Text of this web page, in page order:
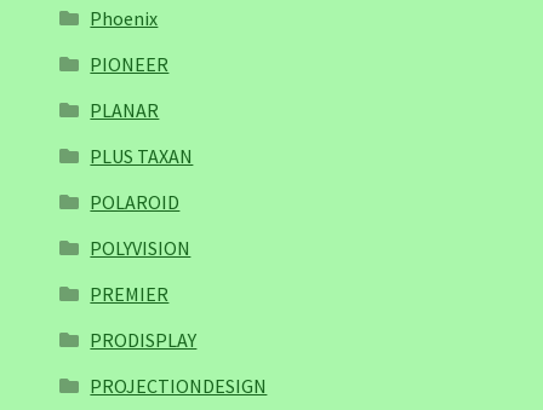
Phoenix
PIONEER
PLANAR
PLUS TAXAN
POLAROID
POLYVISION
PREMIER
PRODISPLAY
PROJECTIONDESIGN